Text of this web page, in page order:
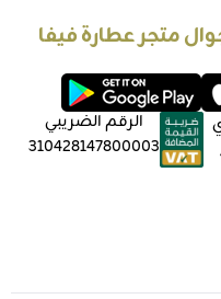
متجر عطارة فيفا
الرقم الضريبي
310428147800003